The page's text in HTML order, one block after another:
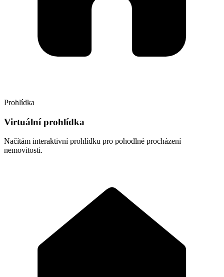
Prohlídka
Virtuální prohlídka
Načítám interaktivní prohlídku pro pohodlné procházení
nemovitosti.